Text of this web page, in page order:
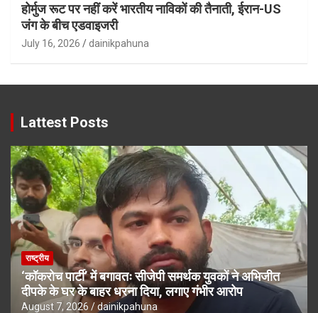
होर्मुज रूट पर नहीं करें भारतीय नाविकों की तैनाती, ईरान-US
जंग के बीच एडवाइजरी
July 16, 2026 dainikpahuna
Lattest Posts
राष्ट्रीय
‘कॉकरोच पार्टी’ में बगावतः सीजेपी समर्थक युवकों ने अभिजीत
दीपके के घर के बाहर धरना दिया, लगाए गंभीर आरोप
August 7, 2026 dainikpahuna